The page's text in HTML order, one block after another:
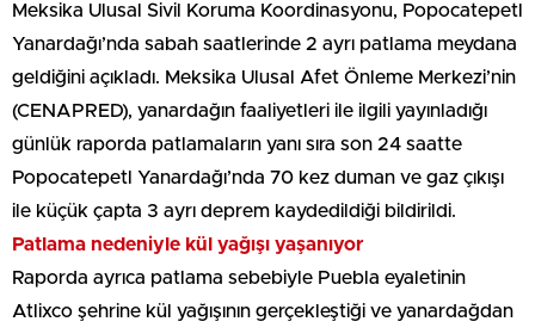
Meksika Ulusal Sivil Koruma Koordinasyonu, Popocatepetl
Yanardağı’nda sabah saatlerinde 2 ayrı patlama meydana
geldiğini açıkladı. Meksika Ulusal Afet Önleme Merkezi’nin
(CENAPRED), yanardağın faaliyetleri ile ilgili yayınladığı
günlük raporda patlamaların yanı sıra son 24 saatte
Popocatepetl Yanardağı’nda 70 kez duman ve gaz çıkışı
ile küçük çapta 3 ayrı deprem kaydedildiği bildirildi.
Patlama nedeniyle kül yağışı yaşanıyor
Raporda ayrıca patlama sebebiyle Puebla eyaletinin
Atlixco şehrine kül yağışının gerçekleştiği ve yanardağdan